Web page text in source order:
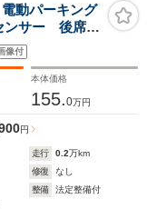
動パーキング
ンサー 後席両
イビームア
モークガラ
像付
本体価格
155.0万円
円
走行 0.2万km
修復
なし
整備
法定整備付